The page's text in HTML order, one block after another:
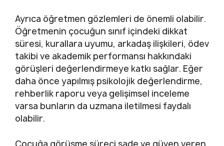
Ayrıca öğretmen gözlemleri de önemli olabilir.
Öğretmenin çocuğun sınıf içindeki dikkat
süresi, kurallara uyumu, arkadaş ilişkileri, ödev
takibi ve akademik performansı hakkındaki
görüşleri değerlendirmeye katkı sağlar. Eğer
daha önce yapılmış psikolojik değerlendirme,
rehberlik raporu veya gelişimsel inceleme
varsa bunların da uzmana iletilmesi faydalı
olabilir.
Çocuğa görüşme süreci sade ve güven veren